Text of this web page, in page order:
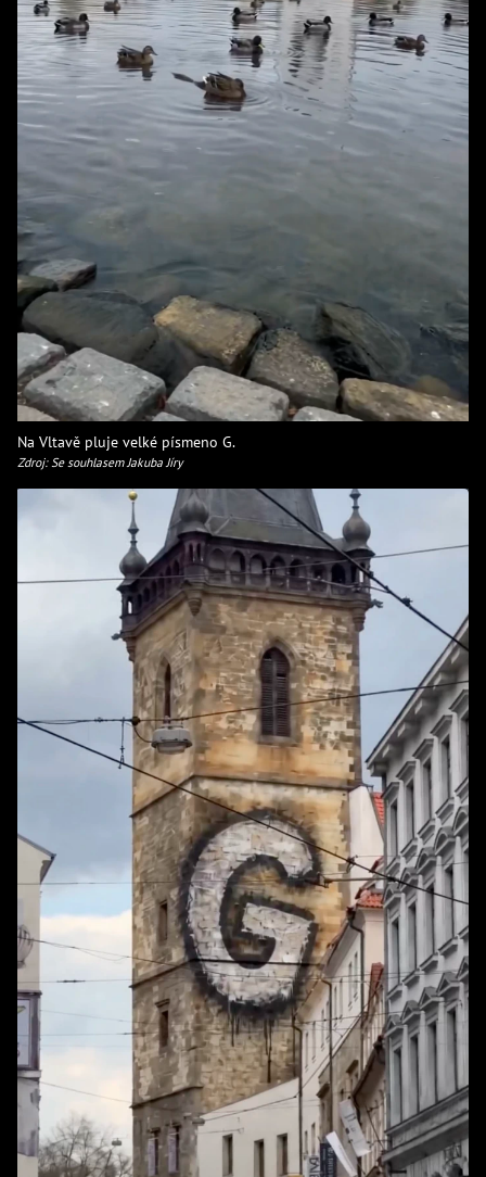
Na Vltavě pluje velké písmeno G.
Zdroj: Se souhlasem Jakuba Jíry